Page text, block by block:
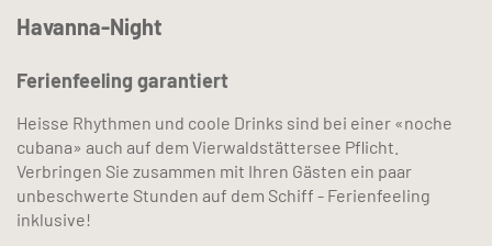
Havanna-Night
Ferienfeeling garantiert
Heisse Rhythmen und coole Drinks sind bei einer «noche
cubana» auch auf dem Vierwaldstättersee Pflicht.
Verbringen Sie zusammen mit Ihren Gästen ein paar
unbeschwerte Stunden auf dem Schiff - Ferienfeeling
inklusive!